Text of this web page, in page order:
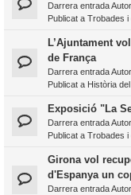
Darrera entrada
Publicat a Trobades i
L’Ajuntament
de França
Darrera entrada
Publicat a Història
Exposició "La
Darrera entrada
Publicat a Trobades i
Girona vol
d'Espanya un
Darrera entrada